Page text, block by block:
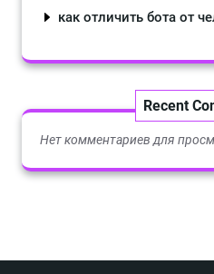
как отличить бота от
Recent
Нет комментариев для